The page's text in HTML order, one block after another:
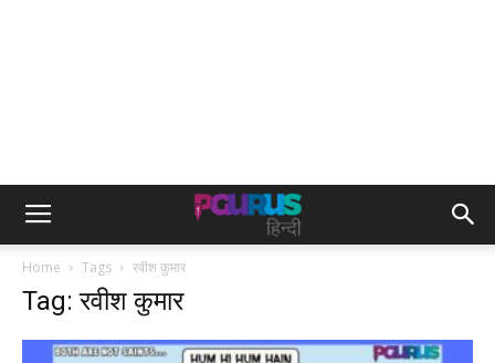
Home Tags रवीश कुमार
Tag: रवीश कुमार